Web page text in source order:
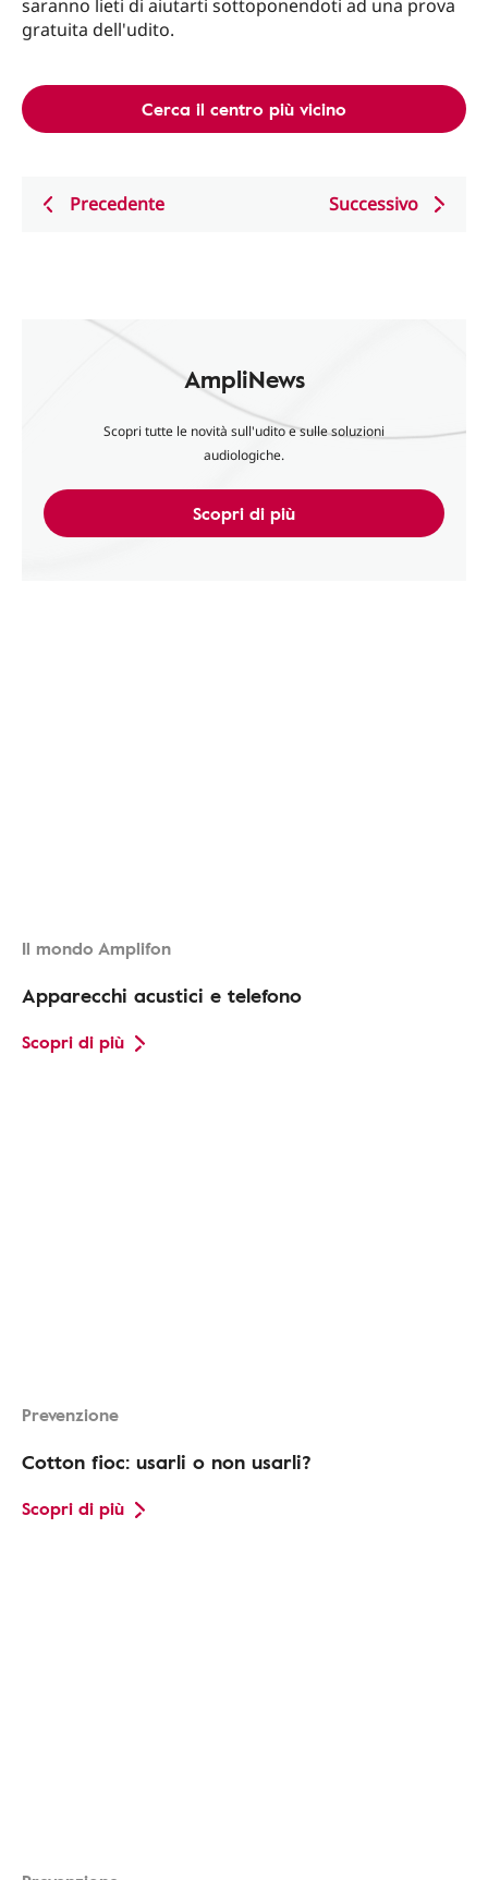
saranno lieti di aiutarti sottoponendoti ad una prova
gratuita dell'udito.
Cerca il centro più vicino
Precedente Successivo
AmpliNews
Scopri tutte le novità sull'udito e sulle soluzioni
audiologiche.
Scopri di più
Il mondo Amplifon
Apparecchi acustici e telefono
Scopri di più
Prevenzione
Cotton fioc: usarli o non usarli?
Scopri di più